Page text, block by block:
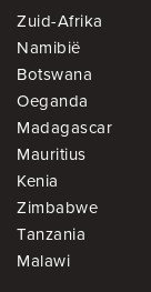
Zuid-Afrika
Namibië
Botswana
Oeganda
Madagascar
Mauritius
Kenia
Zimbabwe
Tanzania
Malawi